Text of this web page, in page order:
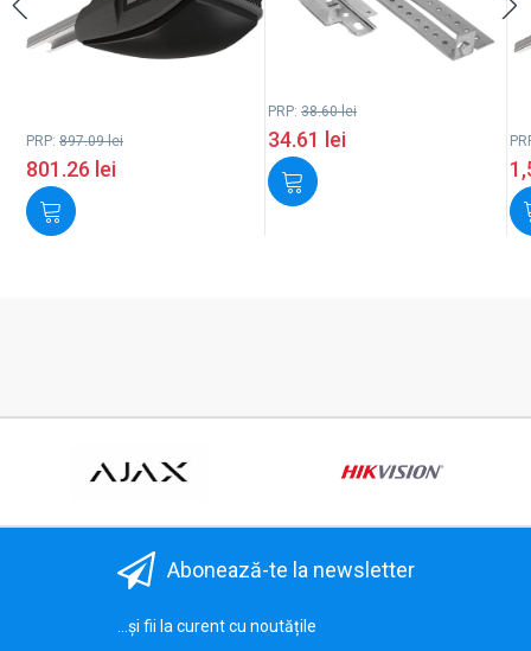
PRP: 897.09lei
801.26 lei
PRP: 38.60lei
34.61 lei
Abonează-te la newsletter
...și fii la curent cu noutățile